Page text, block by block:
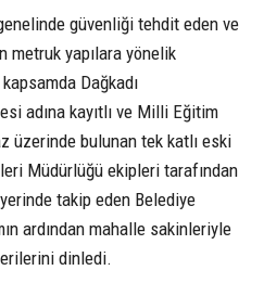
güvenliği tehdit eden ve
metruk yapılara yönelik
Dağkadı
adına kayıtlı ve Milli Eğitim
üzerinde bulunan tek katlı eski
Müdürlüğü ekipleri tarafından
takip eden Belediye
ardından mahalle sakinleriyle
dinledi.